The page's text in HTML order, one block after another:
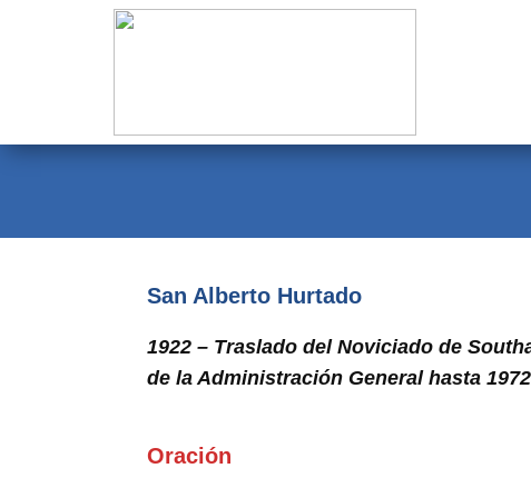
Calendario
Pastoral Vocacional
San Alberto Hurtado
1922 – Traslado del Noviciado de
de la Administración General hasta
Oración